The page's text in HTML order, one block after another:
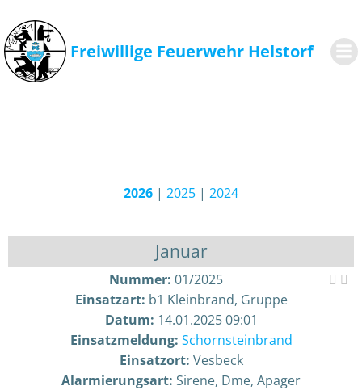
springen
Freiwillige Feuerwehr Helstorf
2026 | 2025 | 2024
Januar
Nummer: 01/2025
Einsatzart: b1 Kleinbrand, Gruppe
Datum: 14.01.2025 09:01
Einsatzmeldung: Schornsteinbrand
Einsatzort: Vesbeck
Alarmierungsart: Sirene, Dme, Apager